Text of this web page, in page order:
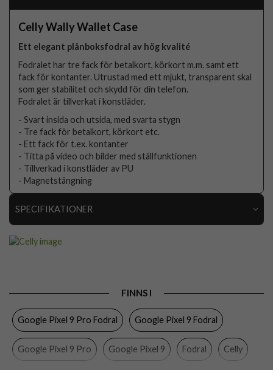
Celly Wally Wallet Case
Ett elegant plånboksfodral av hög kvalité
Fodralet har tre fack för betalkort, körkort m.m. samt ett
fack för kontanter. Utrustad med ett mjukt, transparent skal
som ger stabilitet och skydd för din telefon.
Fodralet är tillverkat i konstläder.
- Svart insida och utsida, med svarta stygn
- Tre fack för betalkort, körkort etc.
- Ett fack för t.ex. kontanter
- Titta på video och bilder med ställfunktionen
- Tillverkad i konstläder av PU
- Magnetstängning
SPECIFIKATIONER
Färg
Konstläder, Mjukplast (TPU)
FINNS I
Google Pixel 9 Pro Fodral Google Pixel 9 Fodral
Google Pixel 9 Pro Google Pixel 9 Fodral Celly